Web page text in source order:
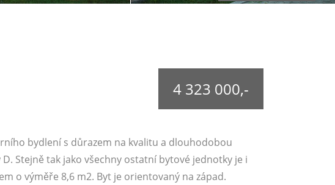
4 323 000,-
bydlení s důrazem na kvalitu a dlouhodobou
Stejně tak jako všechny ostatní bytové jednotky je i
o výměře 8,6 m2. Byt je orientovaný na západ.